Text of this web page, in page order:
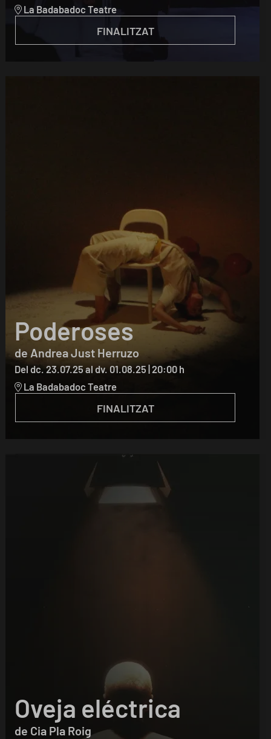
FINALITZAT
La Badabadoc Teatre
FINALITZAT
Poderoses
de Andrea Just Herruzo
Del dc. 23.07.25al dv. 01.08.25|20:00 h
La Badabadoc Teatre
Oveja eléctrica
de Cia Pla Roig